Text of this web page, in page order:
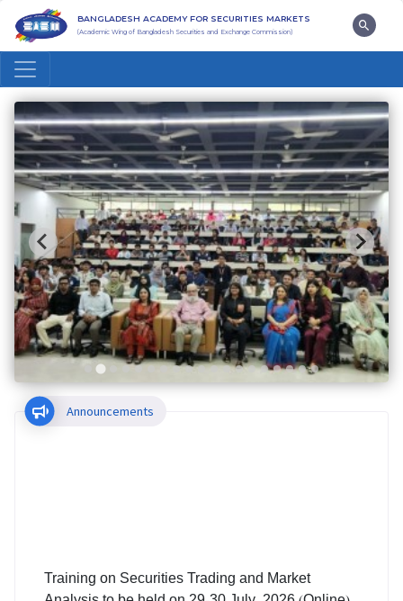
BANGLADESH ACADEMY FOR SECURITIES MARKETS
(Academic Wing of Bangladesh Securities and Exchange Commission)
Announcements
Training on Securities Trading and Market
Analysis to be held on 29-30 July, 2026 (Online).